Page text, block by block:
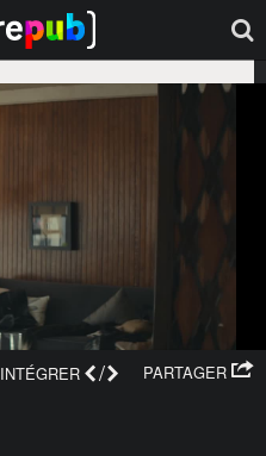
PARTAGER
INTÉGRER /